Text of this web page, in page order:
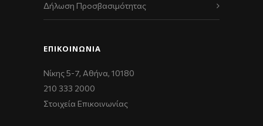
Δήλωση Προσβασιμότητας
ΕΠΙΚΟΙΝΩΝΊΑ
Νίκης 5-7, Αθήνα, 10180
210 333 2000
Στοιχεία Επικοινωνίας